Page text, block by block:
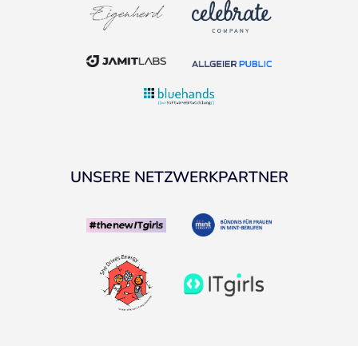
UNSERE NETZWERKPARTNER